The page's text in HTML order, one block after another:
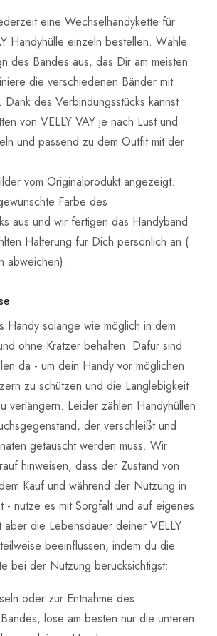
eine Wechselhandykette für
Handyhülle einzeln bestellen. Wähle
des Bandes aus, das Dir am meisten
die verschiedenen Bänder mit
des Verbindungsstücks kannst
von VELLY VAY je nach Lust und
und passend zu dem Outfit mit der
vom Originalprodukt angezeigt.
Farbe des
aus und wir fertigen das Handyband
Halterung für Dich persönlich an (
abweichen).
Handy solange wie möglich in dem
ohne Kratzer behalten. Dafür sind
da - um dein Handy vor möglichen
zu schützen und die Langlebigkeit
verlängern. Leider zählen Handyhüllen
der verschleißt und
getauscht werden muss. Wir
hinweisen, dass der Zustand von
Kauf und während der Nutzung in
- nutze es mit Sorgfalt und auf eigenes
aber die Lebensdauer deiner VELLY
beeinflussen, indem du die
bei der Nutzung berücksichtigst:
oder zur Entnahme des
löse am besten nur die unteren